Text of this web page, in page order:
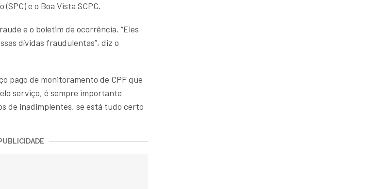
e o Boa Vista SCPC.
e o boletim de ocorrência. “Eles
dívidas fraudulentas”, diz o
pago de monitoramento de CPF que
serviço, é sempre importante
de inadimplentes, se está tudo certo